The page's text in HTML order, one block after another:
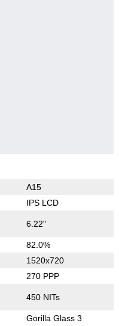
A15
IPS LCD
6.22"
82.0%
1520x720
270 PPP
450 NITs
Gorilla Glass 3